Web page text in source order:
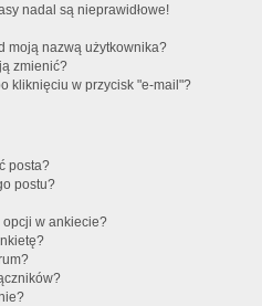
nadal są nieprawidłowe!
moją nazwą użytkownika?
zmienić?
kliknięciu w przycisk "e-mail"?
posta?
postu?
w ankiecie?